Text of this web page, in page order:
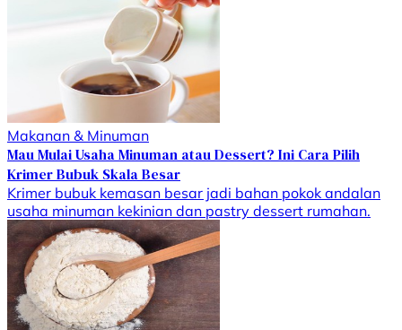
Makanan & Minuman
Mau Mulai Usaha Minuman atau Dessert? Ini Cara Pilih
Krimer Bubuk Skala Besar
Krimer bubuk kemasan besar jadi bahan pokok andalan
usaha minuman kekinian dan pastry dessert rumahan.